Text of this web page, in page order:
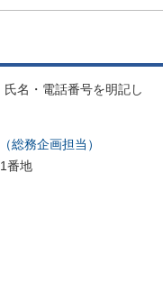
名・電話番号を明記し
総務企画担当）
番地